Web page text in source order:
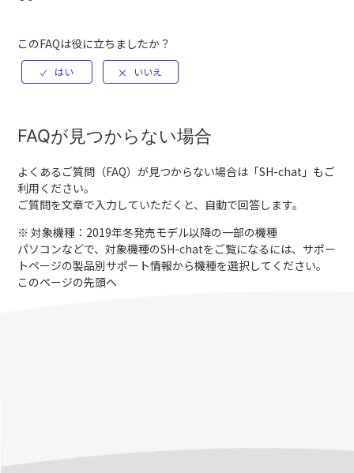
このFAQは役に立ちましたか？
FAQが見つからない場合
よくあるご質問（FAQ）が見つからない場合は「SH-chat 」もご
利用ください。
ご質問を文章で入力していただくと、自動で回答します。
※ 対象機種：2019年冬発売モデル以降の一部の機種
パソコンなどで、対象機種のSH-chatをご覧になるには、サポー
トページの製品別サポート情報から機種を選択してください。
このページの先頭へ